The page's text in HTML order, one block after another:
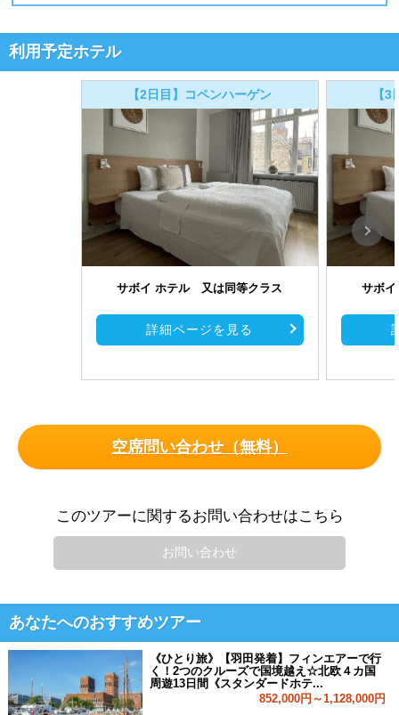
利用予定ホテル
【2日目】コペンハーゲン
サボイ ホテル 又は同等クラス
詳細ページを見る
【
サボ
空席問い合わせ（無料）
このツアーに関するお問い合わせはこちら
お問い合わせ
あなたへのおすすめツアー
《ひとり旅》【羽田発着】フィンエアーで行
く！2つのクルーズで国境越え☆北欧４カ国
周遊13日間《スタンダードホテ...
852,000円～1,128,000円